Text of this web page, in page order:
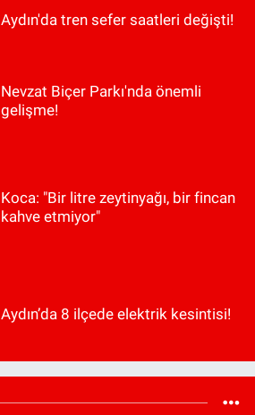
Aydın'da tren sefer saatleri değişti!
Nevzat Biçer Parkı'nda önemli
gelişme!
Koca: "Bir litre zeytinyağı, bir fincan
kahve etmiyor"
Aydın’da 8 ilçede elektrik kesintisi!